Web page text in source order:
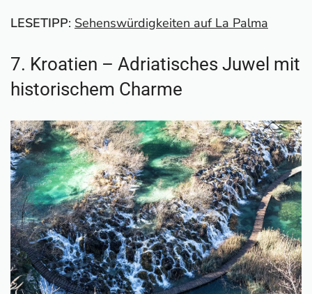
LESETIPP: Sehenswürdigkeiten auf La Palma
7. Kroatien – Adriatisches Juwel mit
historischem Charme